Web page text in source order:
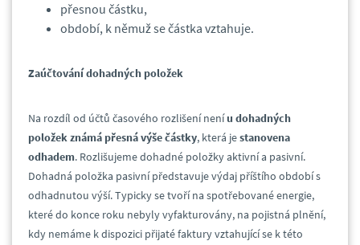
přesnou částku,
období, k němuž se částka vztahuje.
Zaúčtování dohadných položek
Na rozdíl od účtů časového rozlišení neníu dohadných
položek známá přesná výše částky, která jestanovena
odhadem. Rozlišujeme dohadné položky aktivní a pasivní.
Dohadná položka pasivní představuje výdaj příštího období s
odhadnutou výší. Typicky se tvoří na spotřebované energie,
které do konce roku nebyly vyfakturovány, na pojistná plnění,
kdy nemáme k dispozici přijaté faktury vztahující se k této